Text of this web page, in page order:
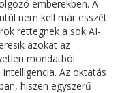
emberekben. A
nem kell már esszét
rettegnek a sok AI-
azokat az
mondatból
Az oktatás
hiszen egyszerű